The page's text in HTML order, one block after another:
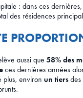
: dans ces
des résidences
aussi que 58% des
ces dernières années
plus, environ un tiersdes